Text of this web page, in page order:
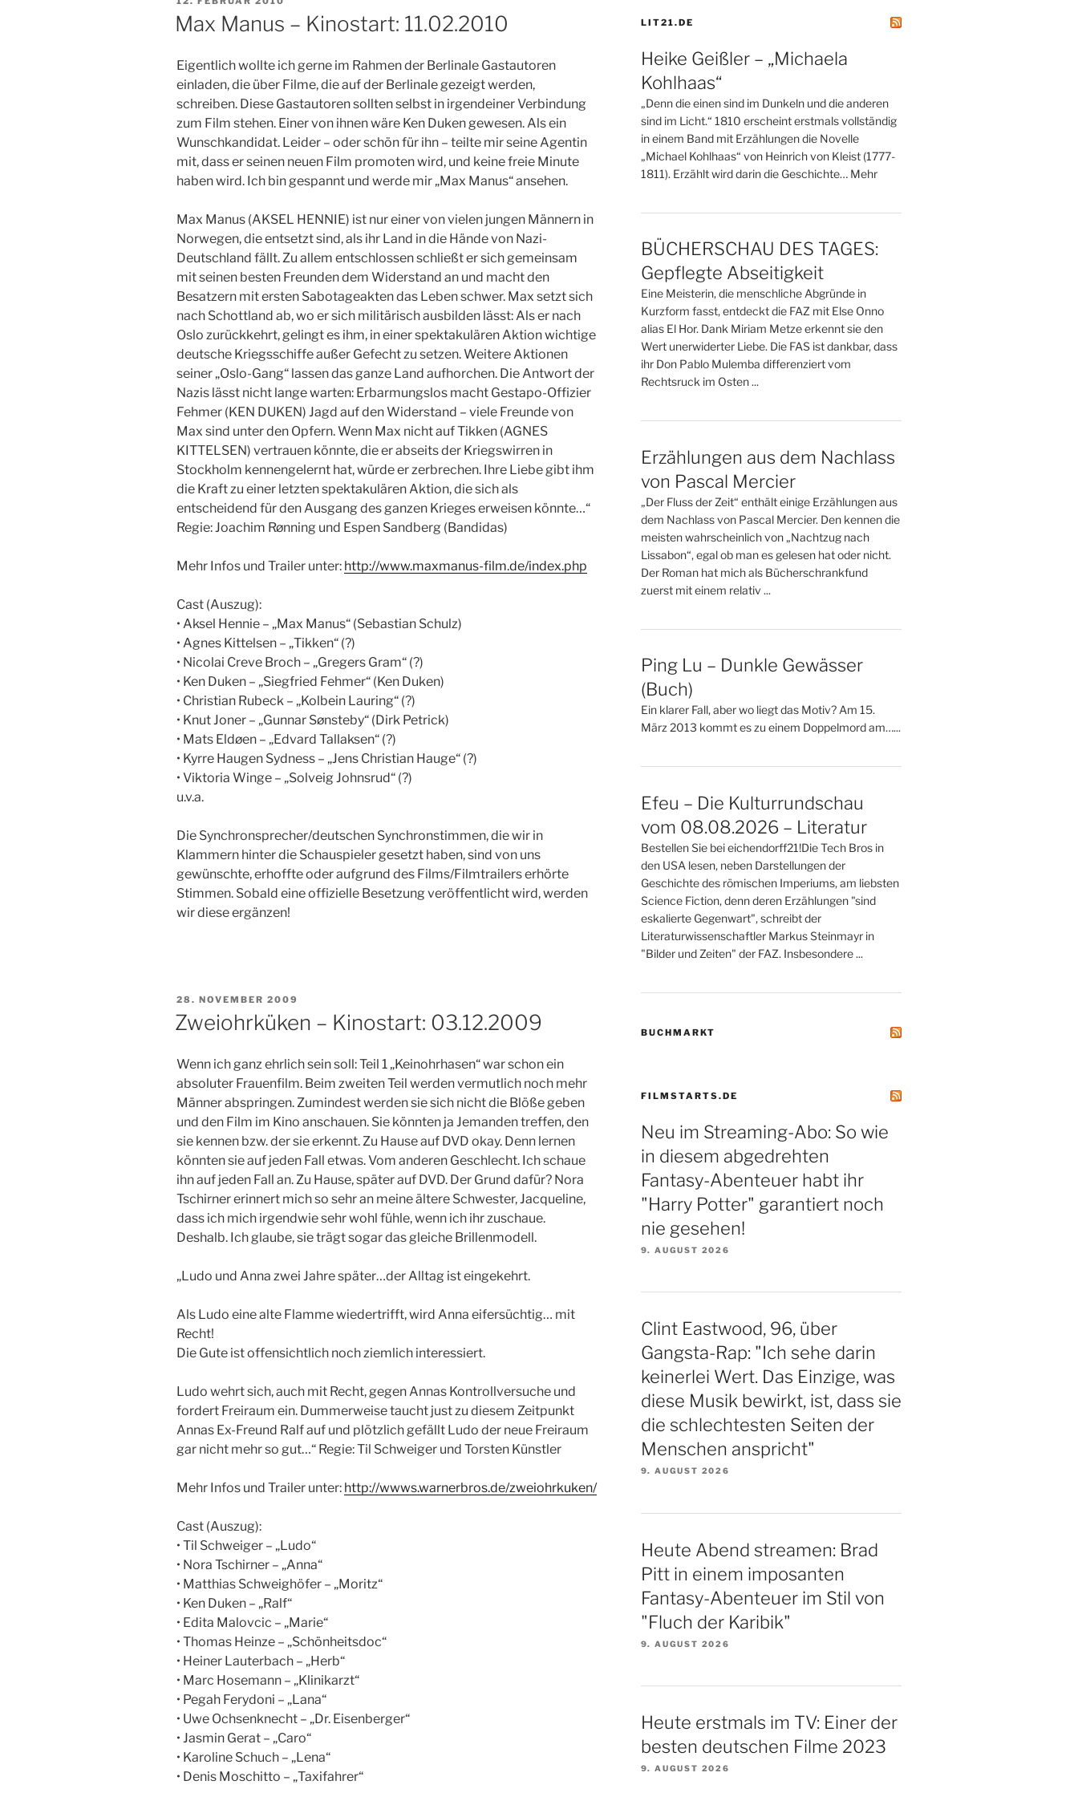
Max Manus – Kinostart: 11.02.2010
Eigentlich wollte ich gerne im Rahmen der Berlinale Gastautoren
einladen, die über Filme, die auf der Berlinale gezeigt werden,
schreiben. Diese Gastautoren sollten selbst in irgendeiner Verbindung
zum Film stehen. Einer von ihnen wäre Ken Duken gewesen. Als ein
Wunschkandidat. Leider – oder schön für ihn – teilte mir seine Agentin
mit, dass er seinen neuen Film promoten wird, und keine freie Minute
haben wird. Ich bin gespannt und werde mir „Max Manus“ ansehen.
Max Manus (AKSEL HENNIE) ist nur einer von vielen jungen Männern in
Norwegen, die entsetzt sind, als ihr Land in die Hände von Nazi-
Deutschland fällt. Zu allem entschlossen schließt er sich gemeinsam
mit seinen besten Freunden dem Widerstand an und macht den
Besatzern mit ersten Sabotageakten das Leben schwer. Max setzt sich
nach Schottland ab, wo er sich militärisch ausbilden lässt: Als er nach
Oslo zurückkehrt, gelingt es ihm, in einer spektakulären Aktion wichtige
deutsche Kriegsschiffe außer Gefecht zu setzen. Weitere Aktionen
seiner „Oslo-Gang“ lassen das ganze Land aufhorchen. Die Antwort der
Nazis lässt nicht lange warten: Erbarmungslos macht Gestapo-Offizier
Fehmer (KEN DUKEN) Jagd auf den Widerstand – viele Freunde von
Max sind unter den Opfern. Wenn Max nicht auf Tikken (AGNES
KITTELSEN) vertrauen könnte, die er abseits der Kriegswirren in
Stockholm kennengelernt hat, würde er zerbrechen. Ihre Liebe gibt ihm
die Kraft zu einer letzten spektakulären Aktion, die sich als
entscheidend für den Ausgang des ganzen Krieges erweisen könnte…“
Regie: Joachim Rønning und Espen Sandberg (Bandidas)
Mehr Infos und Trailer unter: http://www.maxmanus-film.de/index.php
Cast (Auszug):
• Aksel Hennie – „Max Manus“ (Sebastian Schulz)
• Agnes Kittelsen – „Tikken“ (?)
• Nicolai Creve Broch – „Gregers Gram“ (?)
• Ken Duken – „Siegfried Fehmer“ (Ken Duken)
• Christian Rubeck – „Kolbein Lauring“ (?)
• Knut Joner – „Gunnar Sønsteby“ (Dirk Petrick)
• Mats Eldøen – „Edvard Tallaksen“ (?)
• Kyrre Haugen Sydness – „Jens Christian Hauge“ (?)
• Viktoria Winge – „Solveig Johnsrud“ (?)
u.v.a.
Die Synchronsprecher/deutschen Synchronstimmen, die wir in
Klammern hinter die Schauspieler gesetzt haben, sind von uns
gewünschte, erhoffte oder aufgrund des Films/Filmtrailers erhörte
Stimmen. Sobald eine offizielle Besetzung veröffentlicht wird, werden
wir diese ergänzen!
VERÖFFENTLICHT
AM
28. NOVEMBER 2009
Zweiohrküken – Kinostart: 03.12.2009
Wenn ich ganz ehrlich sein soll: Teil 1 „Keinohrhasen“ war schon ein
absoluter Frauenfilm. Beim zweiten Teil werden vermutlich noch mehr
Männer abspringen. Zumindest werden sie sich nicht die Blöße geben
und den Film im Kino anschauen. Sie könnten ja Jemanden treffen, den
sie kennen bzw. der sie erkennt. Zu Hause auf DVD okay. Denn lernen
könnten sie auf jeden Fall etwas. Vom anderen Geschlecht. Ich schaue
ihn auf jeden Fall an. Zu Hause, später auf DVD. Der Grund dafür? Nora
Tschirner erinnert mich so sehr an meine ältere Schwester, Jacqueline,
dass ich mich irgendwie sehr wohl fühle, wenn ich ihr zuschaue.
Deshalb. Ich glaube, sie trägt sogar das gleiche Brillenmodell.
„Ludo und Anna zwei Jahre später…der Alltag ist eingekehrt.
Als Ludo eine alte Flamme wiedertrifft, wird Anna eifersüchtig… mit
Recht!
Die Gute ist offensichtlich noch ziemlich interessiert.
Ludo wehrt sich, auch mit Recht, gegen Annas Kontrollversuche und
fordert Freiraum ein. Dummerweise taucht just zu diesem Zeitpunkt
Annas Ex-Freund Ralf auf und plötzlich gefällt Ludo der neue Freiraum
gar nicht mehr so gut…“ Regie: Til Schweiger und Torsten Künstler
Mehr Infos und Trailer unter: http://wwws.warnerbros.de/zweiohrkuken/
Cast (Auszug):
• Til Schweiger – „Ludo“
• Nora Tschirner – „Anna“
• Matthias Schweighöfer – „Moritz“
• Ken Duken – „Ralf“
• Edita Malovcic – „Marie“
• Thomas Heinze – „Schönheitsdoc“
• Heiner Lauterbach – „Herb“
• Marc Hosemann – „Klinikarzt“
• Pegah Ferydoni – „Lana“
• Uwe Ochsenknecht – „Dr. Eisenberger“
• Jasmin Gerat – „Caro“
• Karoline Schuch – „Lena“
• Denis Moschitto – „Taxifahrer“
LIT21.DE
Heike Geißler – „Michaela
Kohlhaas“
„Denn die einen sind im Dunkeln und die anderen
sind im Licht.“ 1810 erscheint erstmals vollständig
in einem Band mit Erzählungen die Novelle
„Michael Kohlhaas“ von Heinrich von Kleist (1777-
1811). Erzählt wird darin die Geschichte… Mehr
BÜCHERSCHAU DES TAGES:
Gepflegte Abseitigkeit
Eine Meisterin, die menschliche Abgründe in
Kurzform fasst, entdeckt die FAZ mit Else Onno
alias El Hor. Dank Miriam Metze erkennt sie den
Wert unerwiderter Liebe. Die FAS ist dankbar, dass
ihr Don Pablo Mulemba differenziert vom
Rechtsruck im Osten ...
Erzählungen aus dem Nachlass
von Pascal Mercier
„Der Fluss der Zeit“ enthält einige Erzählungen aus
dem Nachlass von Pascal Mercier. Den kennen die
meisten wahrscheinlich von „Nachtzug nach
Lissabon“, egal ob man es gelesen hat oder nicht.
Der Roman hat mich als Bücherschrankfund
zuerst mit einem relativ ...
Ping Lu – Dunkle Gewässer
(Buch)
Ein klarer Fall, aber wo liegt das Motiv? Am 15.
März 2013 kommt es zu einem Doppelmord am…...
Efeu – Die Kulturrundschau
vom 08.08.2026 – Literatur
Bestellen Sie bei eichendorff21!Die Tech Bros in
den USA lesen, neben Darstellungen der
Geschichte des römischen Imperiums, am liebsten
Science Fiction, denn deren Erzählungen "sind
eskalierte Gegenwart", schreibt der
Literaturwissenschaftler Markus Steinmayr in
"Bilder und Zeiten" der FAZ. Insbesondere ...
BUCHMARKT
FILMSTARTS.DE
Neu im Streaming-Abo: So wie
in diesem abgedrehten
Fantasy-Abenteuer habt ihr
"Harry Potter" garantiert noch
nie gesehen!
9. AUGUST 2026
Clint Eastwood, 96, über
Gangsta-Rap: "Ich sehe darin
keinerlei Wert. Das Einzige, was
diese Musik bewirkt, ist, dass sie
die schlechtesten Seiten der
Menschen anspricht"
9. AUGUST 2026
Heute Abend streamen: Brad
Pitt in einem imposanten
Fantasy-Abenteuer im Stil von
"Fluch der Karibik"
9. AUGUST 2026
Heute erstmals im TV: Einer der
besten deutschen Filme 2023
9. AUGUST 2026